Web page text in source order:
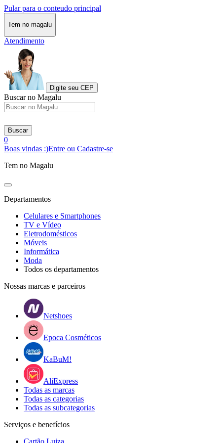
Pular para o conteudo principal
Tem no magalu
Atendimento
Digite seu CEP
Buscar no Magalu
Buscar
0
Boas vindas :)Entre ou Cadastre-se
Tem no Magalu
Departamentos
Celulares e Smartphones
TV e Vídeo
Eletrodomésticos
Móveis
Informática
Moda
Todos os departamentos
Nossas marcas e parceiros
Netshoes
Epoca Cosméticos
KaBuM!
AliExpress
Todas as marcas
Todas as categorias
Todas as subcategorias
Serviços e benefícios
Cartão Luiza